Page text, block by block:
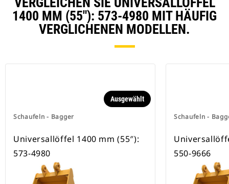
Schnellwechsleraufnahmen.
Spezielle CW-Schnellwechsler
besitzen eine Keilverriegelung zur
Sicherung der Anbaugeräte.
Spezielle CW-Schnellwechsler sind
erhältlich.
1400 MM (55″): 573-4980 MIT HÄUFIG
VERGLICHENEN MODELLEN.
Schaufeln - Bagger
Ausgewählt
Universallöffel 1400 mm (55″):
573-4980
Schaufeln -
550-9666